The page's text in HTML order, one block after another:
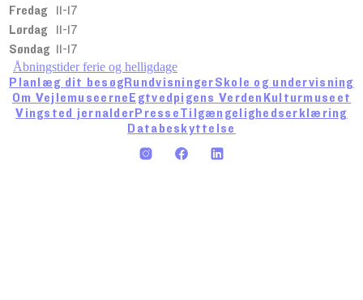
Fredag
11-17
Lørdag
11-17
Søndag 11-17
Åbningstider ferie og helligdage
Planlæg dit besøgRundvisningerSkole og undervisning
Om VejlemuseerneEgtvedpigens Verden Kulturmuseet
Vingsted jernalderPresseTilgængelighedserklæring
Databeskyttelse